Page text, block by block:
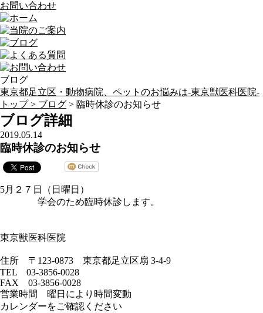
お問い合わせ
ブログ
東京都足立区・動物病院、ペットのお悩みは-東京獣医科医院-
トップ > ブログ > 臨時休診のお知らせ
ブログ詳細
2019.05.14
臨時休診のお知らせ
5月２７日（日曜日）
学会のため臨時休診します。
東京獣医科医院
住所 〒123-0873 東京都足立区扇 3-4-9
TEL 03-3856-0028
FAX 03-3856-0028
営業時間 曜日により時間変動
カレンダーをご確認ください